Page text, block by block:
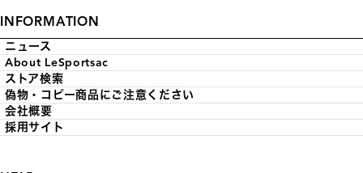
INFORMATION
ニュース
About LeSportsac
ストア検索
偽物・コピー商品にご注意ください
会社概要
採用サイト